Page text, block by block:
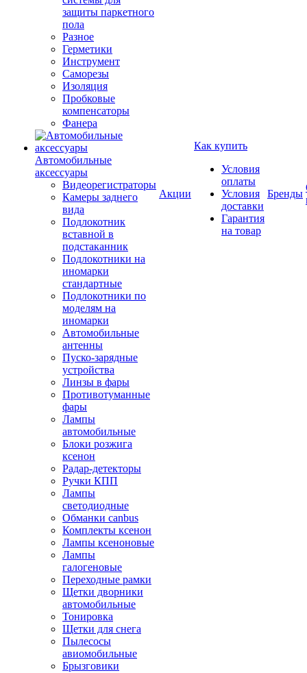
защиты паркетного
пола
Разное
Герметики
Инструмент
Саморезы
Изоляция
Пробковые
компенсаторы
Фанера
Автомобильные
аксессуары
Видеорегистраторы
Камеры заднего
вида
Подлокотник
вставной в
подстаканник
Подлокотники на
иномарки
стандартные
Подлокотники по
моделям на
иномарки
Автомобильные
антенны
Пуско-зарядные
устройства
Линзы в фары
Противотуманные
фары
Лампы
автомобильные
Блоки розжига
ксенон
Радар-детекторы
Ручки КПП
Лампы
светодиодные
Обманки canbus
Комплекты ксенон
Лампы ксеноновые
Лампы
галогеновые
Переходные рамки
Щетки дворники
автомобильные
Тонировка
Щетки для снега
Пылесосы
авиомобильные
Брызговики
Акции
Как купить
Условия
оплаты
Условия
доставки
Гарантия
на товар
Бренды